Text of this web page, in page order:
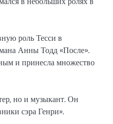
роль Тесси в
Анны Тодд «После».
и принесла множество
но и музыкант. Он
сэра Генри».